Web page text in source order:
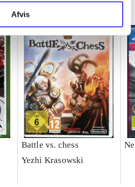
Afvis
Battle vs. chess
Yezhi Krasowski